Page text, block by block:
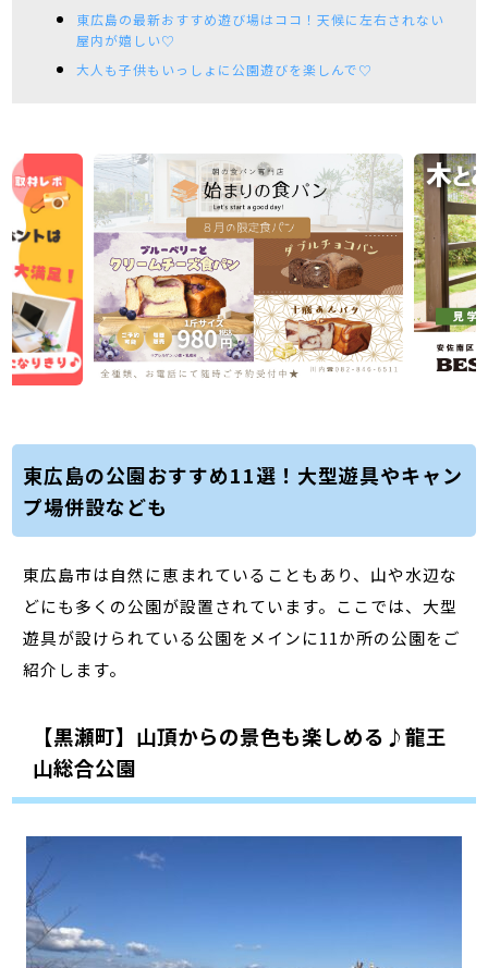
東広島の最新おすすめ遊び場はココ！天候に左右されない
屋内が嬉しい♡
大人も子供もいっしょに公園遊びを楽しんで♡
東広島の公園おすすめ11選！大型遊具やキャン
プ場併設なども
東広島市は自然に恵まれていることもあり、山や水辺な
どにも多くの公園が設置されています。ここでは、大型
遊具が設けられている公園をメインに11か所の公園をご
紹介します。
【黒瀬町】山頂からの景色も楽しめる♪龍王
山総合公園